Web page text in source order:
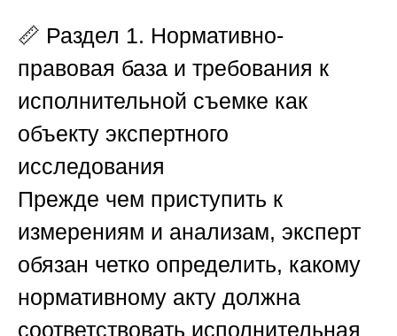
📏 Раздел 1. Нормативно-
правовая база и требования к
исполнительной съемке как
объекту экспертного
исследования
Прежде чем приступить к
измерениям и анализам, эксперт
обязан четко определить, какому
нормативному акту должна
соответствовать исполнительная